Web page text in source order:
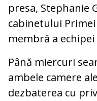
presa, Stephanie
cabinetului Primei
membră a
Până miercuri
ambele camere
dezbaterea cu